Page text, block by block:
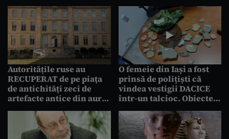
hoții cu Coiful de la
Coțofenești
Autoritățile ruse au
RECUPERAT de pe piața
de antichități zeci de
artefacte antice din aur
O femeie din Iași a fost
prinsă de polițiști că
vindea vestigii DACICE
într-un talcioc. Obiectele
profesor universitar